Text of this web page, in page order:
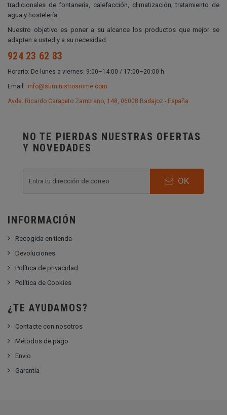
tradicionales de fontanería, calefacción, climatización, tratamiento de
agua y hostelería.
Nuestro objetivo es poner a su alcance los productos que mejor se
adapten a usted y a su necesidad.
924 23 62 83
Horario: De lunes a viernes: 9:00–14:00 / 17:00–20:00 h.
Email: info@suministrosrome.com
Avda. Ricardo Carapeto Zambrano, 148, 06008 Badajoz - España
NO TE PIERDAS NUESTRAS OFERTAS
Y NOVEDADES
OK
INFORMACIÓN
Recogida en tienda
Devoluciones
Política de privacidad
Política de Cookies
¿TE AYUDAMOS?
Contacte con nosotros
Métodos de pago
Envio
Garantia